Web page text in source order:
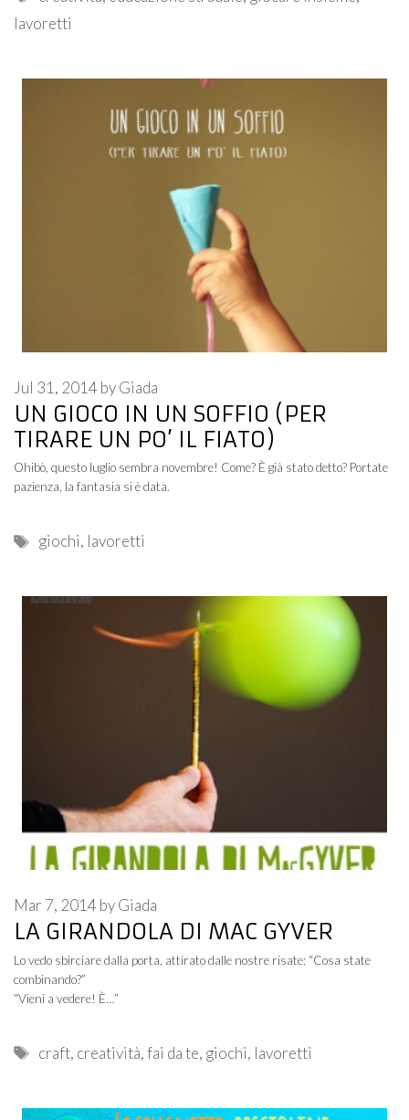
lavoretti
UN GIOCO IN UN SOFFIO (PER
TIRARE UN PO’ IL FIATO)
Jul 31, 2014 byGiada
Ohibò, questo luglio sembra novembre! Come? È già stato detto? Portate
pazienza, la fantasia si è data.
Tags
giochi, lavoretti
LA GIRANDOLA DI MAC GYVER
Mar 7, 2014 byGiada
Lo vedo sbirciare dalla porta, attirato dalle nostre risate: “Cosa state
combinando?”
“Vieni a vedere! È…”
Tags
craft, creatività,fai da te, giochi, lavoretti